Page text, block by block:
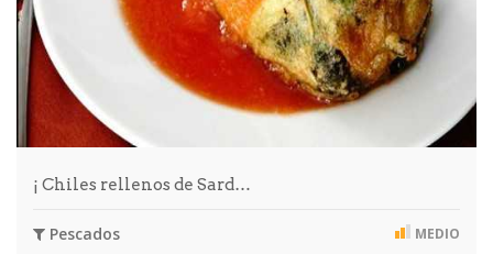
¡ Chiles rellenos de Sard…
Pescados MEDIO